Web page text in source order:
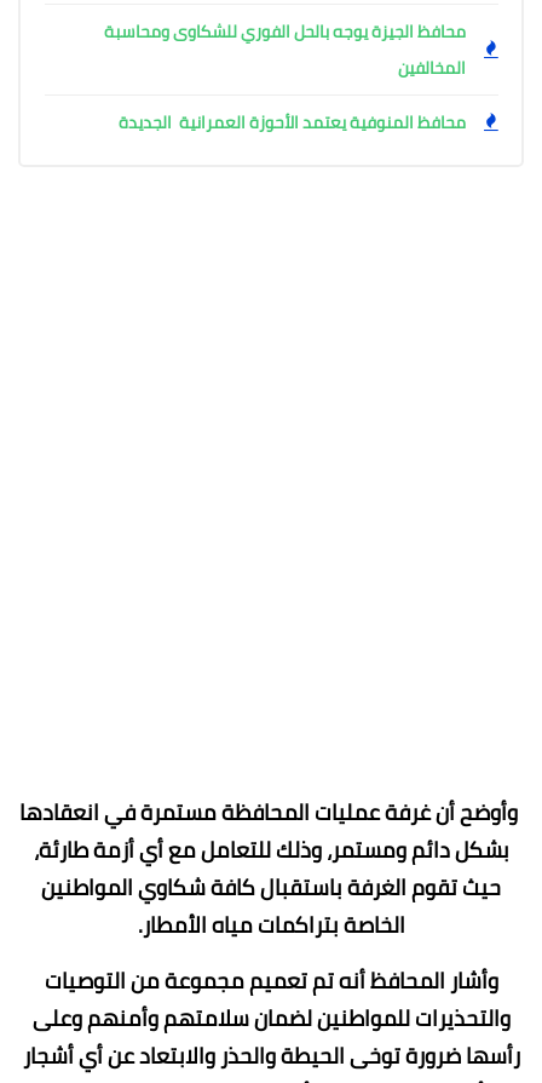
محافظ الجيزة يوجه بالحل الفوري للشكاوى ومحاسبة
المخالفين
محافظ المنوفية يعتمد الأحوزة العمرانية الجديدة
وأوضح أن غرفة عمليات المحافظة مستمرة في انعقادها
بشكل دائم ومستمر، وذلك للتعامل مع أي أزمة طارئة،
حيث تقوم الغرفة باستقبال كافة شكاوي المواطنين
الخاصة بتراكمات مياه الأمطار.
وأشار المحافظ أنه تم تعميم مجموعة من التوصيات
والتحذيرات للمواطنين لضمان سلامتهم وأمنهم وعلى
رأسها ضرورة توخى الحيطة والحذر والابتعاد عن أي أشجار